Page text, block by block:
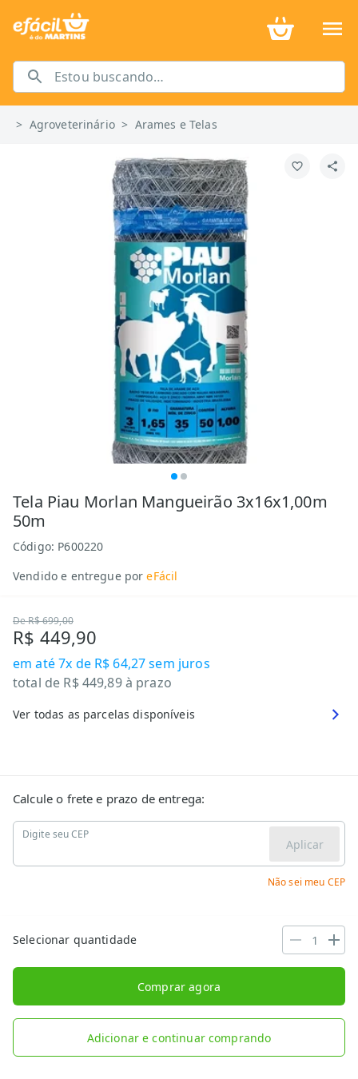
> Agroveterinário > Arames e Telas
Tela Piau Morlan Mangueirão 3x16x1,00m
50m
Código: P600220
Vendido e entregue por eFácil
DeR$ 699,00
R$ 449,90
em até7x de R$ 64,27sem juros
total de R$ 449,89à prazo
Ver todas as parcelas disponíveis
Calcule o frete e prazo de entrega:
Digite seu CEP
Aplicar
Não sei meu CEP
Selecionar quantidade
Comprar agora
Adicionar e continuar comprando